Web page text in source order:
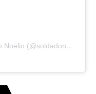
Um post compartilhado por Soldado Noelio (@soldadonoelio)